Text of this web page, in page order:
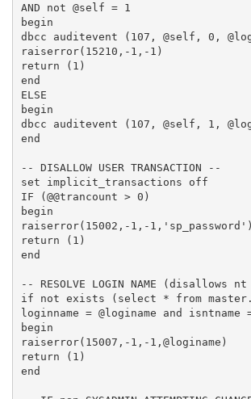
AND not @self = 1
begin
dbcc auditevent (107, @self, 0,
raiserror(15210,-1,-1)
return (1)
end
ELSE
begin
dbcc auditevent (107, @self, 1,
end
-- DISALLOW USER TRANSACTION --
set implicit_transactions off
IF (@@trancount > 0)
begin
raiserror(15002,-1,-1,'sp_password')
return (1)
end
-- RESOLVE LOGIN NAME (disallows nt
if not exists (select * from
loginname = @loginame and isntname
begin
raiserror(15007,-1,-1,@loginame)
return (1)
end